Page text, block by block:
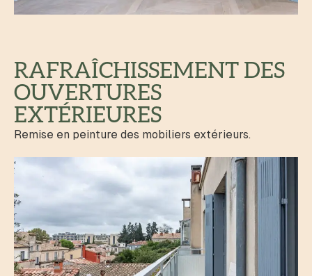
RAFRAÎCHISSEMENT DES
OUVERTURES
EXTÉRIEURES
Remise en peinture des mobiliers extérieurs.